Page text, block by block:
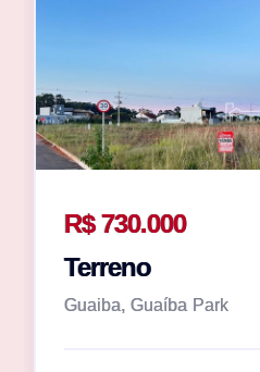
R$ 730.000
Terreno
Guaiba, Guaíba Park